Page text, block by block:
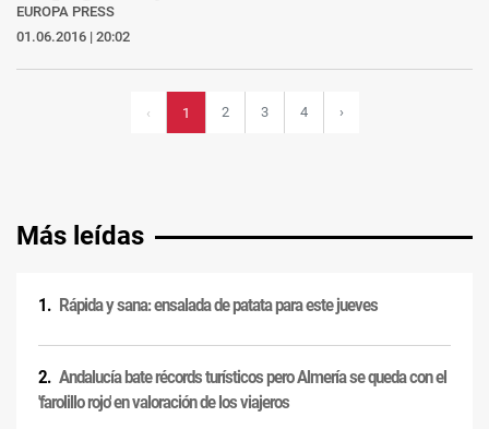
EUROPA PRESS
01.06.2016 | 20:02
‹ 1 2 3 4 ›
Más leídas
Rápida y sana: ensalada de patata para este jueves
Andalucía bate récords turísticos pero Almería se queda con el
'farolillo rojo' en valoración de los viajeros